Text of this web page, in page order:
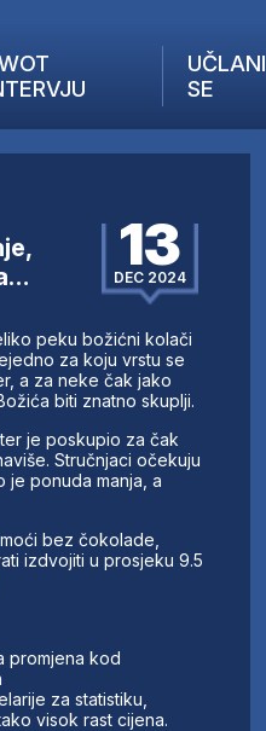
UČLANI
SE
13
DEC 2024
peku božićni kolači
za koju vrstu se
a za neke čak jako
biti znatno skuplji.
je poskupio za čak
Stručnjaci očekuju
je ponuda manja, a
bez čokolade,
izdvojiti u prosjeku 9.5
promjena kod
za statistiku,
visok rast cijena.